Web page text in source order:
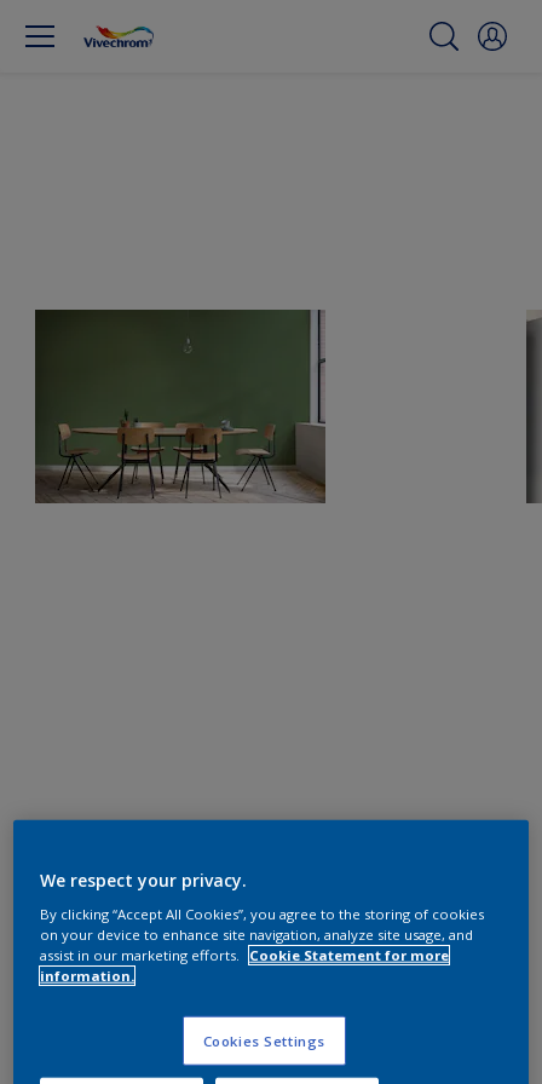
We respect your privacy.
By clicking “Accept All Cookies”, you agree to the storing of cookies
on your device to enhance site navigation, analyze site usage, and
assist in our marketing efforts.
Cookie Statement for more
information.
Cookies Settings